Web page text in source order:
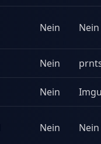
Nein Nein
Nein
Nein
Nein Nein